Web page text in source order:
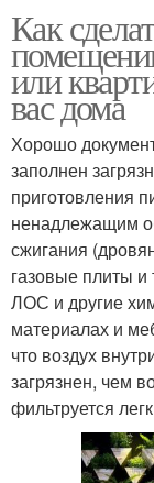
Как
или
вас дома
Хорошо
заполнен
приготовления
ненадлежащим
сжигания
газовые плиты и
ЛОС и другие
материалах и
что воздух
загрязнен, чем
фильтруется